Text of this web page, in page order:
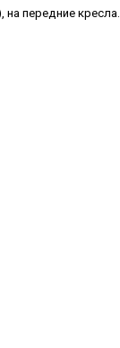
передние кресла.